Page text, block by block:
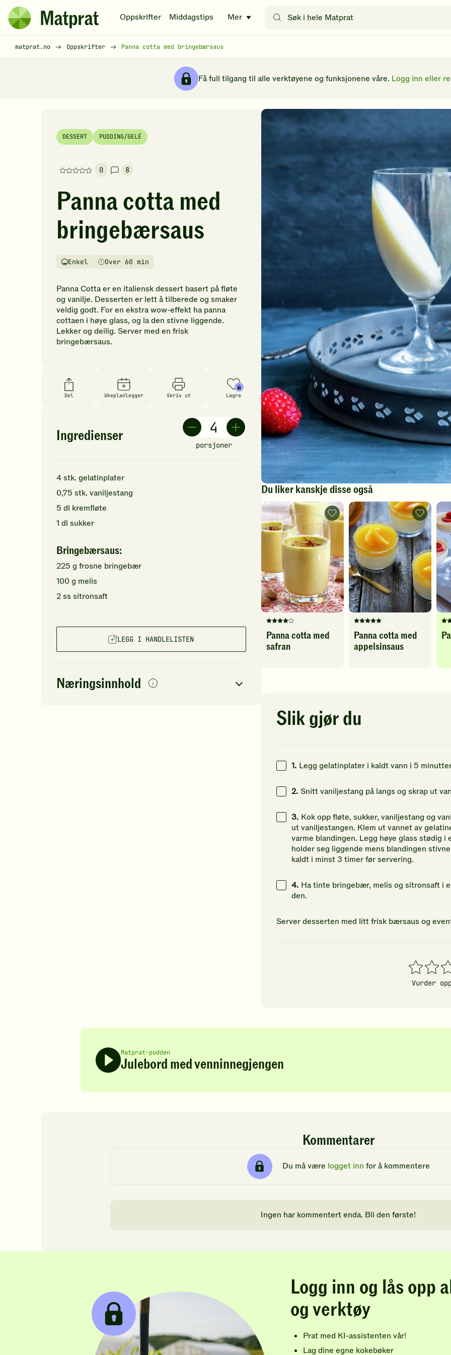
Hopp til hovedinnhold
Matprat
hjemmeside
Oppskrifter Middagstips Mer
etter
matprat.no Oppskrifter Panna cotta med bringebærsaus
Få full tilgang til alle verktøyene og funksjonene våre. Logg inn eller
DESSERT PUDDING/GELÉ
0
Denne
har
foreløpig
ingen
vurderinger.
Bli
første
å
vurdere
denne
oppskriften.
8
Panna cotta med
bringebærsaus
Vanskelighetsgrad
Enkel
TilberedningstidOver 60 min
Panna Cotta er en italiensk dessert basert på fløte
og vanilje. Desserten er lett å tilberede og smaker
veldig godt. For en ekstra wow-effekt ha panna
cottaen i høye glass, og la den stivne liggende.
Lekker og deilig. Server med en frisk
bringebærsaus.
Del Ukeplanlegger Skriv ut Lagre
Ingredienser
porsjoner
4stk. gelatinplater
0,75 stk. vaniljestang
5 dl kremfløte
1 dl sukker
Bringebærsaus:
225 g frosne bringebær
100g melis
2ss sitronsaft
LEGG I HANDLELISTEN
Næringsinnhold
Du liker kanskje disse også
Denne
oppskriften
har
Klikk
vurdering.
Panna cotta med
safran
Panna
cotta
safran
legg
til
favoritter
Denne
oppskriften
har
for
vurdering.
Panna cotta med
appelsinsaus
Panna
cotta
med
-
legg
til
favoritter
5
Slik gjør du
1. Legg gelatinplater i kaldt vann i 5
2. Snitt vaniljestang på langs og skrap ut
3. Kok opp fløte, sukker, vaniljestang og
ut vaniljestangen. Klem ut vannet av
varme blandingen. Legg høye glass stødig
holder seg liggende mens blandingen
kaldt i minst 3 timer før servering.
4. Ha tinte bringebær, melis og sitronsaft i
den.
Server desserten med litt frisk bærsaus og
1
stjerner
2
stjerner
3
Vurder
Matprat-podden
Julebord med venninnegjengen
Kommentarer
Du må være logget inn for å kommentere
Ingen har kommentert enda. Bli den første!
Logg inn og lås opp
og verktøy
Prat med KI-assistenten vår!
Lag dine egne kokebøker